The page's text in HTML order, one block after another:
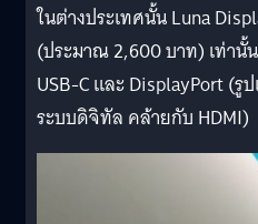
ในต่างประเทศนั้น Luna
(ประมาณ 2,600 บาท) เท่านั้
USB-C และ DisplayPort
ระบบดิจิทัล คล้ายกับ HDMI)